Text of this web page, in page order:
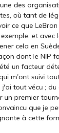
des
où tant de
ce que
et avec
cela en
dont le NIP
un facteur
m'ont suivi
tout vécu ;
un premier
que je
à cette